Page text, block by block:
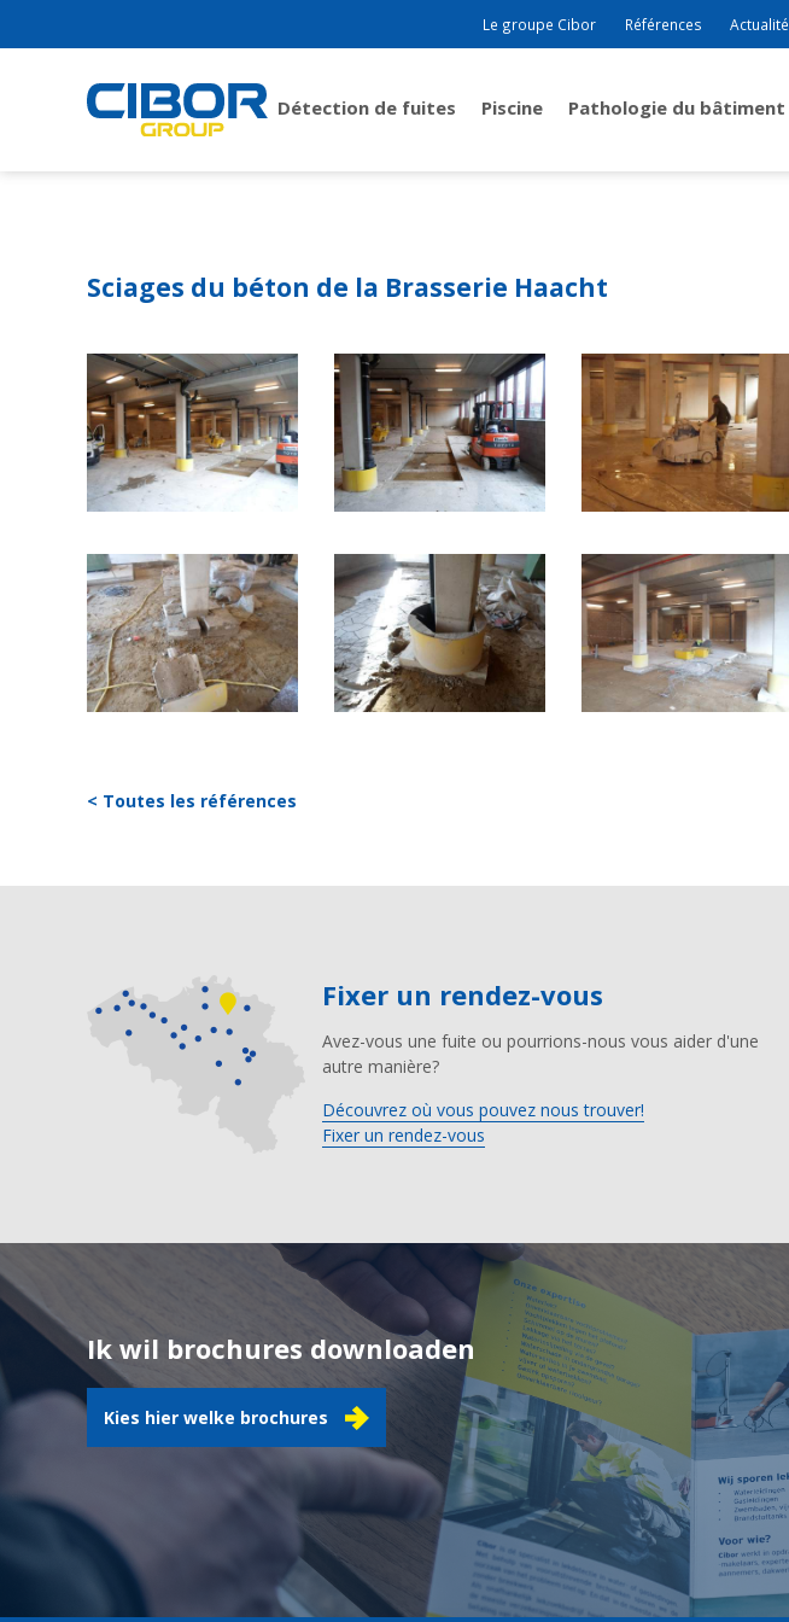
Le groupe Cibor Références Actualité
Détection de fuites Piscine Pathologie du bâtiment
Sciages du béton de la Brasserie Haacht
< Toutes les références
Fixer un rendez-vous
Avez-vous une fuite ou pourrions-nous vous aider d'une
autre manière?
Découvrez où vous pouvez nous trouver!
Fixer un rendez-vous
Ik wil brochures downloaden
Kies hier welke brochures